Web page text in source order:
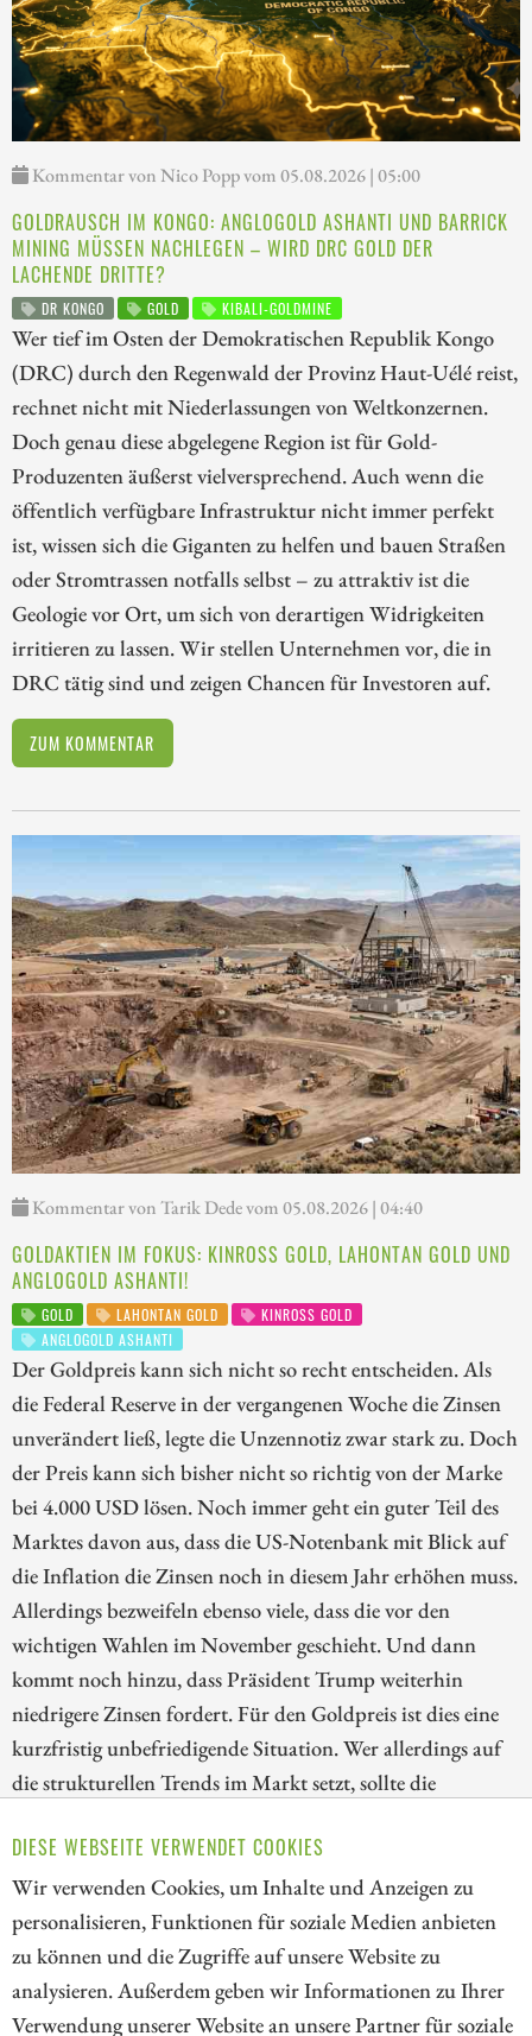
DIESE WEBSEITE VERWENDET COOKIES
Wir verwenden Cookies, um Inhalte und Anzeigen zu
personalisieren, Funktionen für soziale Medien anbieten
zu können und die Zugriffe auf unsere Website zu
analysieren. Außerdem geben wir Informationen zu Ihrer
Verwendung unserer Website an unsere Partner für soziale
Kommentar von Nico Popp vom 05.08.2026 | 05:00
GOLDRAUSCH IM KONGO: ANGLOGOLD ASHANTI UND BARRICK
MINING MÜSSEN NACHLEGEN – WIRD DRC GOLD DER
LACHENDE DRITTE?
DR KONGO GOLD KIBALI-GOLDMINE
Wer tief im Osten der Demokratischen Republik Kongo
(DRC) durch den Regenwald der Provinz Haut-Uélé reist,
rechnet nicht mit Niederlassungen von Weltkonzernen.
Doch genau diese abgelegene Region ist für Gold-
Produzenten äußerst vielversprechend. Auch wenn die
öffentlich verfügbare Infrastruktur nicht immer perfekt
ist, wissen sich die Giganten zu helfen und bauen Straßen
oder Stromtrassen notfalls selbst – zu attraktiv ist die
Geologie vor Ort, um sich von derartigen Widrigkeiten
irritieren zu lassen. Wir stellen Unternehmen vor, die in
DRC tätig sind und zeigen Chancen für Investoren auf.
ZUM KOMMENTAR
Kommentar von Tarik Dede vom 05.08.2026 | 04:40
GOLDAKTIEN IM FOKUS: KINROSS GOLD, LAHONTAN GOLD UND
ANGLOGOLD ASHANTI!
GOLD LAHONTAN GOLD
KINROSS GOLD
ANGLOGOLD ASHANTI
Der Goldpreis kann sich nicht so recht entscheiden. Als
die Federal Reserve in der vergangenen Woche die Zinsen
unverändert ließ, legte die Unzennotiz zwar stark zu. Doch
der Preis kann sich bisher nicht so richtig von der Marke
bei 4.000 USD lösen. Noch immer geht ein guter Teil des
Marktes davon aus, dass die US-Notenbank mit Blick auf
die Inflation die Zinsen noch in diesem Jahr erhöhen muss.
Allerdings bezweifeln ebenso viele, dass die vor den
wichtigen Wahlen im November geschieht. Und dann
kommt noch hinzu, dass Präsident Trump weiterhin
niedrigere Zinsen fordert. Für den Goldpreis ist dies eine
kurzfristig unbefriedigende Situation. Wer allerdings auf
die strukturellen Trends im Markt setzt, sollte die
heute auf die Papiere von Kinross Gold, Lahontan Gold
und AngloGold Ashanti!
ZUM KOMMENTAR